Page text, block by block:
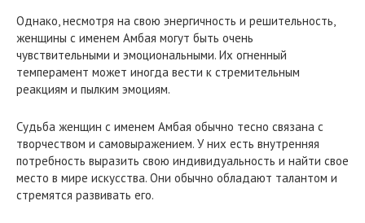
Однако, несмотря на свою энергичность и решительность,
женщины с именем Амбая могут быть очень
чувствительными и эмоциональными. Их огненный
темперамент может иногда вести к стремительным
реакциям и пылким эмоциям.
Судьба женщин с именем Амбая обычно тесно связана с
творчеством и самовыражением. У них есть внутренняя
потребность выразить свою индивидуальность и найти свое
место в мире искусства. Они обычно обладают талантом и
стремятся развивать его.